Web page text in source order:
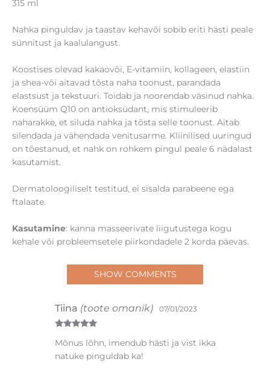
315 ml
Nahka pinguldav ja taastav kehavõi sobib eriti hästi peale
sünnitust ja kaalulangust.
Koostises olevad kakaovõi, E-vitamiin, kollageen, elastiin
ja shea-või aitavad tõsta naha toonust, parandada
elastsust ja tekstuuri. Toidab ja noorendab väsinud nahka.
Koensüüm Q10 on antioksüdant, mis stimuleerib
naharakke, et siluda nahka ja tõsta selle toonust. Aitab
silendada ja vähendada venitusarme. Kliinilised uuringud
on tõestanud, et nahk on rohkem pingul peale 6 nädalast
kasutamist.
Dermatoloogiliselt testitud, ei sisalda parabeene ega
ftalaate.
Kasutamine: kanna masseerivate liigutustega kogu
kehale või probleemsetele piirkondadele 2 korda päevas.
SHOW COMMENTS
5/ 5
Tiina (toote omanik) 07/01/2023
Mõnus lõhn, imendub hästi ja vist ikka
natuke pinguldab ka!